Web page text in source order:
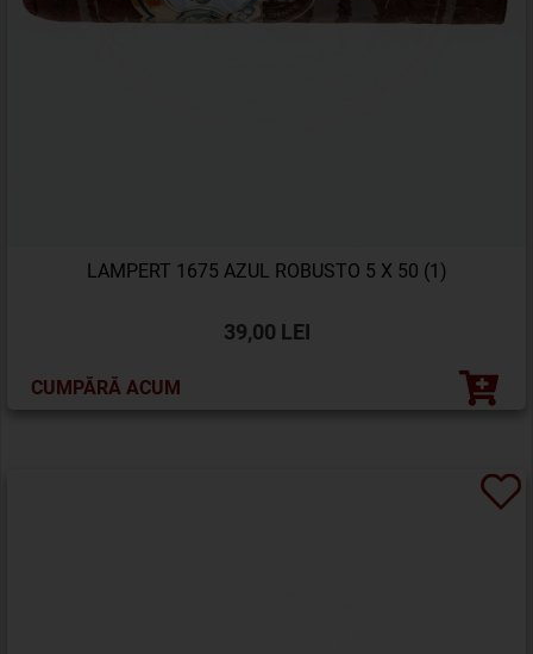
LAMPERT 1675 AZUL ROBUSTO 5 X 50 (1)
39,00 LEI
CUMPĂRĂ ACUM